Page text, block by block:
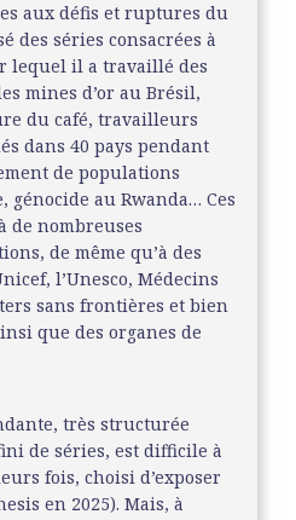
aux défis et ruptures du
des séries consacrées à
lequel il a travaillé des
mines d’or au Brésil,
du café, travailleurs
dans 40 pays pendant
de populations
génocide au Rwanda… Ces
de nombreuses
de même qu’à des
l’Unesco, Médecins
sans frontières et bien
que des organes de
très structurée
de séries, est difficile à
fois, choisi d’exposer
en 2025). Mais, à